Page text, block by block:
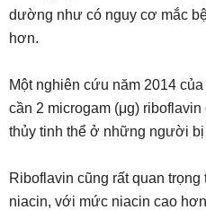
dường như có nguy cơ mắc
hơn.
Một nghiên cứu năm 2014
cần 2 microgam (μg)
thủy tinh thể ở những người
Riboflavin cũng rất quan
niacin, với mức niacin cao